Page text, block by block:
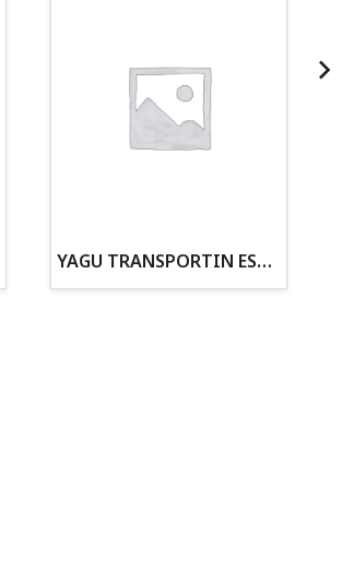
YAGU TRANSPORTIN ESPUMA CAMUFLAJE Nº1 36x30x28